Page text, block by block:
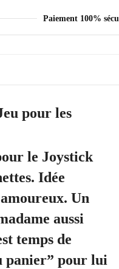
Paiement 100%
pour les
le Joystick
Idée
Un
aussi
temps de
panier” pour lui